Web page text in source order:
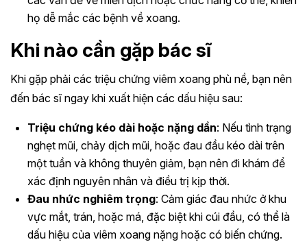
họ dễ mắc các bệnh về xoang.
Khi nào cần gặp bác sĩ
Khi gặp phải các triệu chứng viêm xoang phù nề, bạn nên
đến bác sĩ ngay khi xuất hiện các dấu hiệu sau:
Triệu chứng kéo dài hoặc nặng dần: Nếu tình trạng
nghẹt mũi, chảy dịch mũi, hoặc đau đầu kéo dài trên
một tuần và không thuyên giảm, bạn nên đi khám để
xác định nguyên nhân và điều trị kịp thời.
Đau nhức nghiêm trọng: Cảm giác đau nhức ở khu
vực mắt, trán, hoặc má, đặc biệt khi cúi đầu, có thể là
dấu hiệu của viêm xoang nặng hoặc có biến chứng.